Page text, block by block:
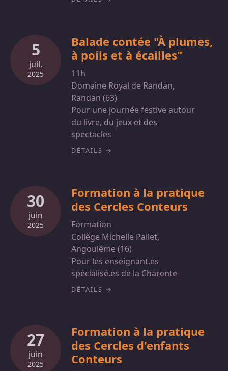
5
juil.
2025
Balade contée "À plumes,
à poils et à écailles"
11h
Domaine Royal de Randan,
Randan (63)
Pour une journée festive autour
du livre, du jeux et des
spectacles
DÉTAILS
30
juin
2025
Formation à la pratique
des Cercles Conteurs
Formation
Collège Michelle Pallet,
Angoulême (16)
Pour les enseignant.es
spécialisé.es de la Charente
DÉTAILS
27
juin
2025
Formation à la pratique
des Cercles d'enfants
Conteurs